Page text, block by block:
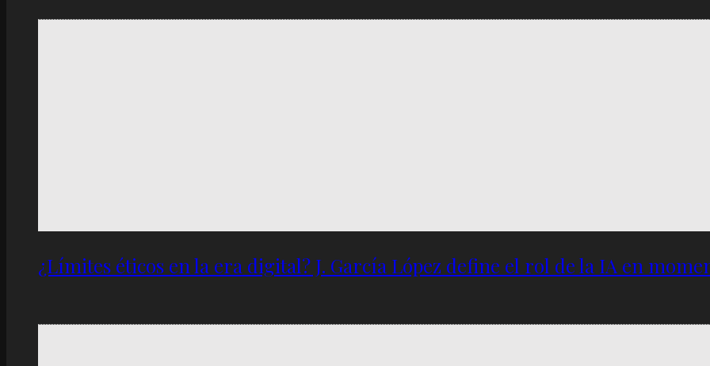
¿Límites éticos en la era digital? J. García López define el rol de la IA en